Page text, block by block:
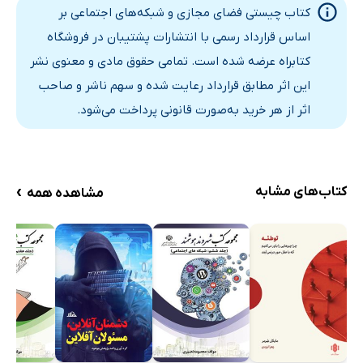
کتاب چیستی فضای مجازی و شبکه‌های اجتماعی بر
اساس قرارداد رسمی با انتشارات پشتیبان در فروشگاه
کتابراه عرضه شده است. تمامی حقوق مادی و معنوی نشر
این اثر مطابق قرارداد رعایت شده و سهم ناشر و صاحب
اثر از هر خرید به‌صورت قانونی پرداخت می‌شود.
کتاب‌های مشابه مشاهده همه ›